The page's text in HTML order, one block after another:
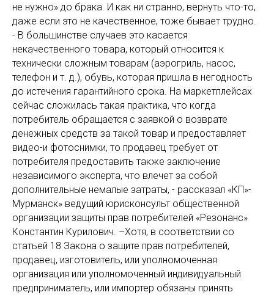
не нужно» до брака. И как ни странно, вернуть что-то,
даже если это не качественное, тоже бывает трудно.
- В большинстве случаев это касается
некачественного товара, который относится к
технически сложным товарам (аэрогриль, насос,
телефон и т. д.), обувь, которая пришла в негодность
до истечения гарантийного срока. На маркетплейсах
сейчас сложилась такая практика, что когда
потребитель обращается с заявкой о возврате
денежных средств за такой товар и предоставляет
видео-и фотоснимки, то продавец требует от
потребителя предоставить также заключение
независимого эксперта, что влечет за собой
дополнительные немалые затраты, - рассказал «КП»-
Мурманск» ведущий юрисконсульт общественной
организации защиты прав потребителей «Резонанс»
Константин Курилович. –Хотя, в соответствии со
статьей 18 Закона о защите прав потребителей,
продавец, изготовитель, или уполномоченная
организация или уполномоченный индивидуальный
предприниматель, или импортер обязаны принять